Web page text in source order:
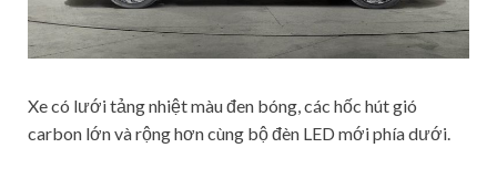
Xe có lưới tảng nhiệt màu đen bóng, các hốc hút gió
carbon lớn và rộng hơn cùng bộ đèn LED mới phía dưới.